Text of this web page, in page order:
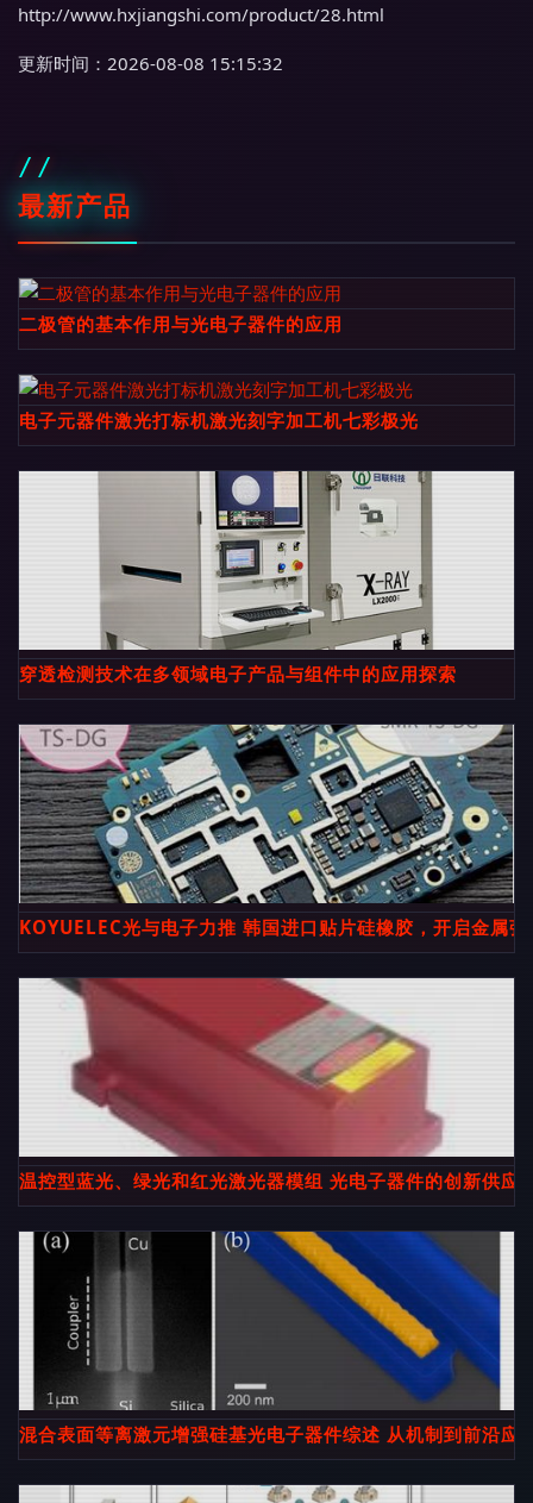
http://www.hxjiangshi.com/product/28.html
更新时间：2026-08-08 15:15:32
最新产品
二极管的基本作用与光电子器件的应用
电子元器件激光打标机激光刻字加工机七彩极光
穿透检测技术在多领域电子产品与组件中的应用探索
KOYUELEC光与电子力推 韩国进口贴片硅橡胶，开启金属
温控型蓝光、绿光和红光激光器模组 光电子器件的创新供应
混合表面等离激元增强硅基光电子器件综述 从机制到前沿应